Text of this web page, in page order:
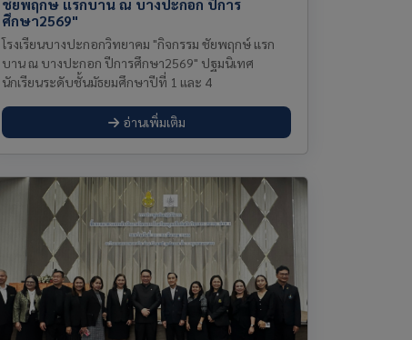
ชัยพฤกษ์ แรกบาน ณ บางปะกอก ปีการ
ศึกษา2569"
โรงเรียนบางปะกอกวิทยาคม "กิจกรรม ชัยพฤกษ์ แรก
บาน ณ บางปะกอก ปีการศึกษา2569" ปฐมนิเทศ
นักเรียนระดับชั้นมัธยมศึกษาปีที่ 1 และ 4
อ่านเพิ่มเติม